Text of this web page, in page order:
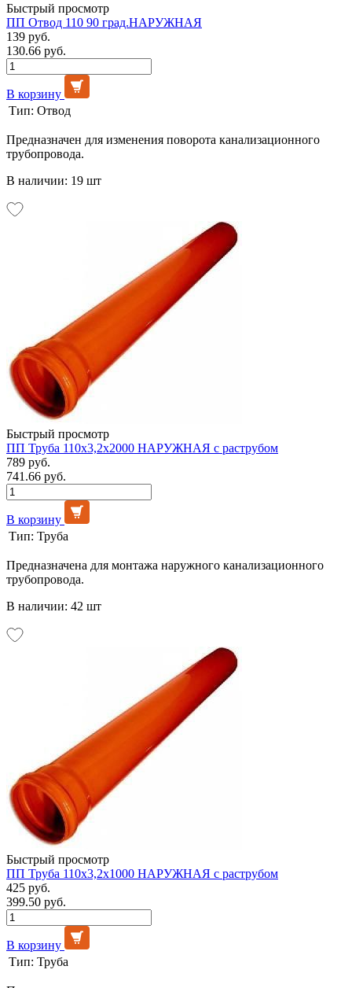
Быстрый просмотр
ПП Отвод 110 90 град.НАРУЖНАЯ
139 руб.
130.66 руб.
В корзину
Тип: Отвод
Предназначен для изменения поворота канализационного
трубопровода.
В наличии: 19 шт
Быстрый просмотр
ПП Труба 110х3,2х2000 НАРУЖНАЯ с раструбом
789 руб.
741.66 руб.
В корзину
Тип: Труба
Предназначена для монтажа наружного канализационного
трубопровода.
В наличии: 42 шт
Быстрый просмотр
ПП Труба 110х3,2х1000 НАРУЖНАЯ с раструбом
425 руб.
399.50 руб.
В корзину
Тип: Труба